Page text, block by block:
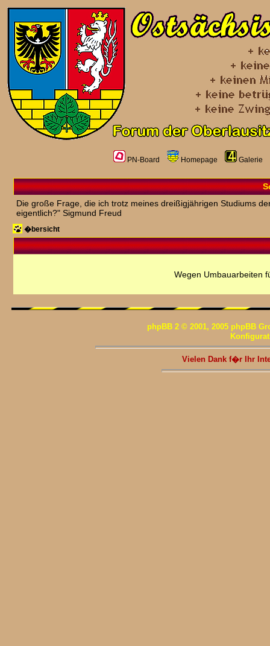
PN-Board Homepage Galerie
Die große Frage, die ich trotz meines dreißigjährigen Studiums
eigentlich?" Sigmund Freud
�bersicht
Wegen Umbauarbeiten
phpBB 2 © 2001, 2005 phpBB
Vielen Dank f�r Ihr